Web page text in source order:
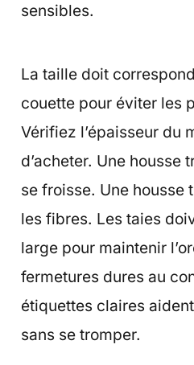
sensibles.
La taille doit
couette pour éviter les
Vérifiez l’épaisseur du
d’acheter. Une housse
se froisse. Une housse
les fibres. Les taies
large pour maintenir
fermetures dures au
étiquettes claires
sans se tromper.